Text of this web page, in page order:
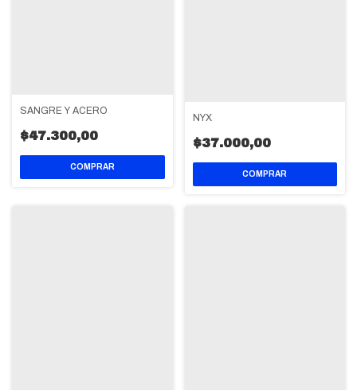
SANGRE Y ACERO
$47.300,00
NYX
$37.000,00